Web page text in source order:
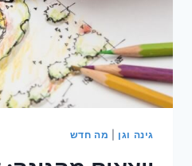
גינה וגן מה חדש